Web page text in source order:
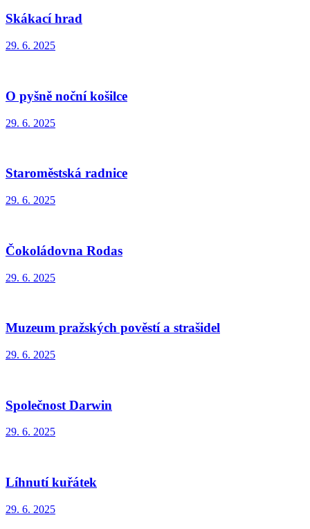
Skákací hrad
29. 6. 2025
O pyšně noční košilce
29. 6. 2025
Staroměstská radnice
29. 6. 2025
Čokoládovna Rodas
29. 6. 2025
Muzeum pražských pověstí a strašidel
29. 6. 2025
Společnost Darwin
29. 6. 2025
Líhnutí kuřátek
29. 6. 2025